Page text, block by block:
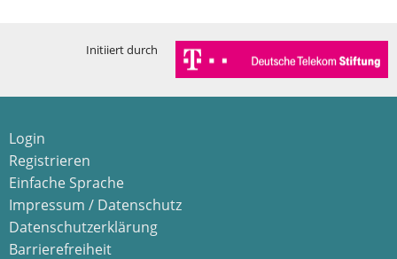
Initiiert durch
Login
Registrieren
Einfache Sprache
Impressum / Datenschutz
Datenschutzerklärung
Barrierefreiheit